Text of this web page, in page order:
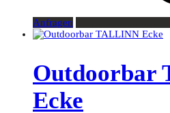
Anfragen
Outdoorbar
Ecke